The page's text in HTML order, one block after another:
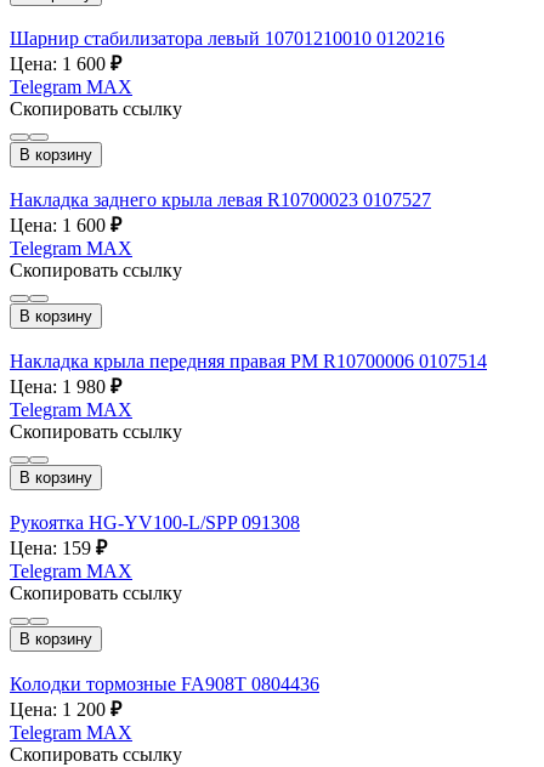
Шарнир стабилизатора левый 10701210010 0120216
Цена: 1 600 ₽
Telegram MAX
Скопировать ссылку
В корзину
Накладка заднего крыла левая R10700023 0107527
Цена: 1 600 ₽
Telegram MAX
Скопировать ссылку
В корзину
Накладка крыла передняя правая РМ R10700006 0107514
Цена: 1 980 ₽
Telegram MAX
Скопировать ссылку
В корзину
Рукоятка HG-YV100-L/SPP 091308
Цена: 159 ₽
Telegram MAX
Скопировать ссылку
В корзину
Колодки тормозные FA908T 0804436
Цена: 1 200 ₽
Telegram MAX
Скопировать ссылку